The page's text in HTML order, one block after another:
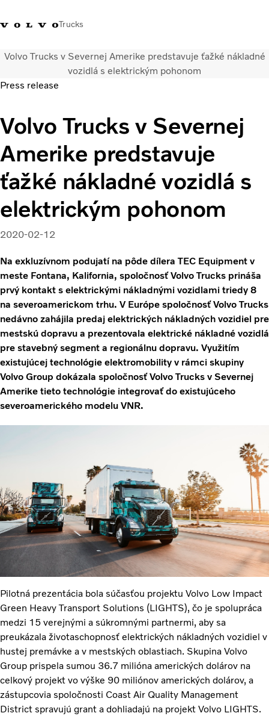
Trucks
Kontaktujte násMerchandise ShopPrihlásiť saSlovenská Republika
Nákladné vozidlá
Služby
Predajná a servisná sieť
Novinky
O nás
Kontaktujte nás
Kariéra
Volvo Trucks v Severnej Amerike predstavuje ťažké nákladné
vozidlá s elektrickým pohonom
Press release
Volvo Trucks v Severnej
Amerike predstavuje
ťažké nákladné vozidlá s
elektrickým pohonom
2020-02-12
Na exkluzívnom podujatí na pôde dílera TEC Equipment v
meste Fontana, Kalifornia, spoločnosť Volvo Trucks prináša
prvý kontakt s elektrickými nákladnými vozidlami triedy 8
na severoamerickom trhu. V Európe spoločnosť Volvo Trucks
nedávno zahájila predaj elektrických nákladných vozidiel pre
mestskú dopravu a prezentovala elektrické nákladné vozidlá
pre stavebný segment a regionálnu dopravu. Využitím
existujúcej technológie elektromobility v rámci skupiny
Volvo Group dokázala spoločnosť Volvo Trucks v Severnej
Amerike tieto technológie integrovať do existujúceho
severoamerického modelu VNR.
Pilotná prezentácia bola súčasťou projektu Volvo Low Impact
Green Heavy Transport Solutions (LIGHTS), čo je spolupráca
medzi 15 verejnými a súkromnými partnermi, aby sa
preukázala životaschopnosť elektrických nákladných vozidiel v
hustej premávke a v mestských oblastiach. Skupina Volvo
Group prispela sumou 36.7 milióna amerických dolárov na
celkový projekt vo výške 90 miliónov amerických dolárov, a
zástupcovia spoločnosti Coast Air Quality Management
District spravujú grant a dohliadajú na projekt Volvo LIGHTS.